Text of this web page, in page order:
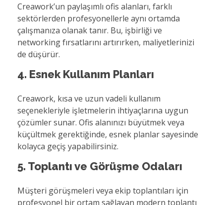
Creawork’un paylaşımlı ofis alanları, farklı
sektörlerden profesyonellerle aynı ortamda
çalışmanıza olanak tanır. Bu, işbirliği ve
networking fırsatlarını artırırken, maliyetlerinizi
de düşürür.
4. Esnek Kullanım Planları
Creawork, kısa ve uzun vadeli kullanım
seçenekleriyle işletmelerin ihtiyaçlarına uygun
çözümler sunar. Ofis alanınızı büyütmek veya
küçültmek gerektiğinde, esnek planlar sayesinde
kolayca geçiş yapabilirsiniz.
5. Toplantı ve Görüşme Odaları
Müşteri görüşmeleri veya ekip toplantıları için
profesyonel bir ortam sağlayan modern toplantı